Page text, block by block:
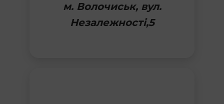
м. Волочиськ, вул.
Незалежності,5